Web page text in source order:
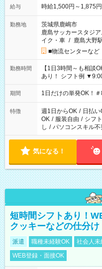
給与 時給1,500円～1,875円
勤務地
茨城県鹿嶋市
鹿島サッカースタジ
イク・車 / 鹿島大野
■物流センターな
勤務時間
【1日3時間～も相談
あり！ シフト例
▼18:00～21:00
期間 1日だけの単発OK！
特徴 週1日からOK / 日払い
OK / 服装自由 / シフ
し / パソコンスキル不
気になる！
短時間シフトあり！
クッキーなどの仕分け
派遣 職種未経験OK 社会人未
WEB登録・面接OK